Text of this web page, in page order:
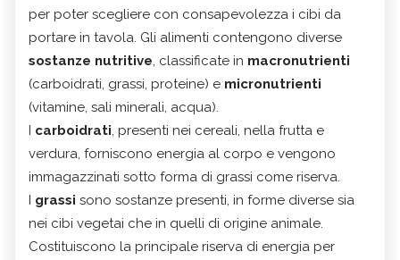
per poter scegliere con consapevolezza i cibi da
portare in tavola. Gli alimenti contengono diverse
sostanze nutritive, classificate in macronutrienti
(carboidrati, grassi, proteine) e micronutrienti
(vitamine, sali minerali, acqua).
I carboidrati, presenti nei cereali, nella frutta e
verdura, forniscono energia al corpo e vengono
immagazzinati sotto forma di grassi come riserva.
I grassi sono sostanze presenti, in forme diverse sia
nei cibi vegetai che in quelli di origine animale.
Costituiscono la principale riserva di energia per